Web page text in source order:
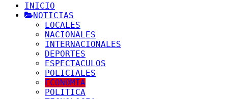
INICIO
NOTICIAS
LOCALES
NACIONALES
INTERNACIONALES
DEPORTES
ESPECTACULOS
POLICIALES
ECONOMIA
POLITICA